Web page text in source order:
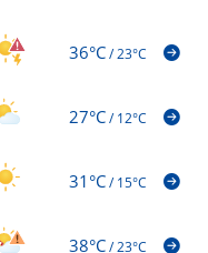
36°C/23°C
27°C/12°C
31°C/15°C
38°C/23°C